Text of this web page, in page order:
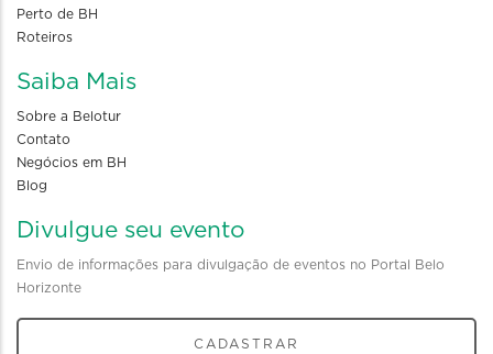
Perto de BH
Roteiros
Saiba Mais
Sobre a Belotur
Contato
Negócios em BH
Blog
Divulgue seu evento
Envio de informações para divulgação de eventos no Portal Belo
Horizonte
CADASTRAR